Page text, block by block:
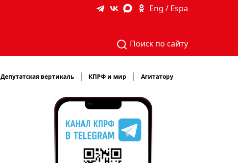
Eng / Espa
Поиск по сайту
Депутатская вертикаль КПРФ и мир Агитатору